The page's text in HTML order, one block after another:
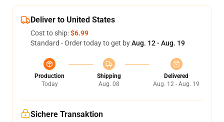
Deliver to United States
Cost to ship:$6.99
Standard - Order today to get byAug. 12 - Aug. 19
Production
Today
Shipping
Aug. 08
Delivered
Aug. 12 - Aug. 19
Sichere Transaktion